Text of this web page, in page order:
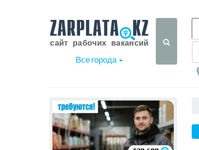
Все города